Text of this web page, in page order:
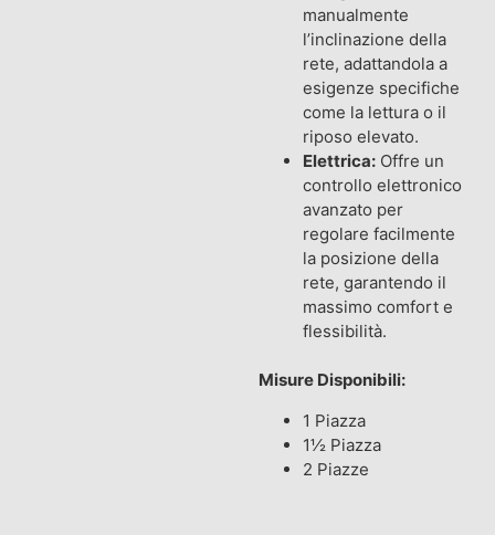
manualmente
l’inclinazione della
rete, adattandola a
esigenze specifiche
come la lettura o il
riposo elevato.
Elettrica: Offre un
controllo elettronico
avanzato per
regolare facilmente
la posizione della
rete, garantendo il
massimo comfort e
flessibilità.
Misure Disponibili:
1 Piazza
1½ Piazza
2 Piazze